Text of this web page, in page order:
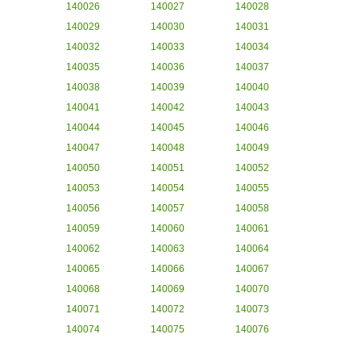
140026
140027
140028
140029
140030
140031
140032
140033
140034
140035
140036
140037
140038
140039
140040
140041
140042
140043
140044
140045
140046
140047
140048
140049
140050
140051
140052
140053
140054
140055
140056
140057
140058
140059
140060
140061
140062
140063
140064
140065
140066
140067
140068
140069
140070
140071
140072
140073
140074
140075
140076